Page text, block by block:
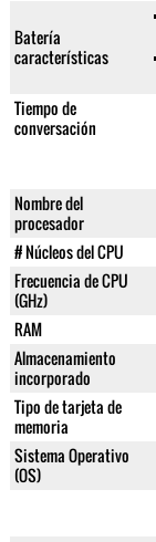
Batería
características
Tiempo de
conversación
Nombre del
procesador
# Núcleos del CPU
Frecuencia de CPU
(GHz)
RAM
Almacenamiento
incorporado
Tipo de tarjeta de
memoria
Sistema Operativo
(OS)